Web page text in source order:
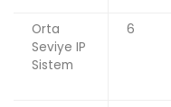
Orta
Seviye IP
Sistem
6